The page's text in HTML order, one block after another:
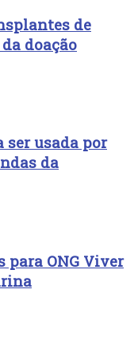
de
doação
usada por
da
para ONG Viver